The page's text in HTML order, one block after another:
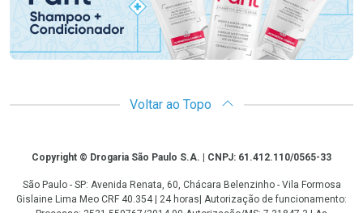
Voltar ao Topo
CopyrightCopyright © Drogaria São Paulo S.A. | CNPJ: 61.412.110/0565-33
São Paulo - SP: Avenida Renata, 60, Chácara Belenzinho - Vila Formosa
Gislaine Lima Meo CRF 40.354 | 24 horas| Autorização de funcionamento: